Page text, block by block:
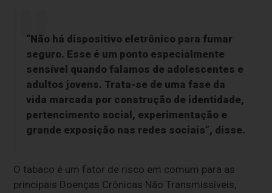
“Não há dispositivo eletrônico para fumar
seguro. Esse é um ponto especialmente
sensível quando falamos de adolescentes e
adultos jovens. Trata-se de uma fase da
vida marcada por construção de identidade,
pertencimento social, experimentação e
grande exposição nas redes sociais”, disse.
O tabaco é um fator de risco em comum para as
principais Doenças Crônicas Não Transmissíveis,